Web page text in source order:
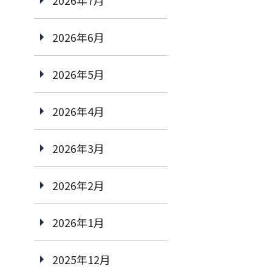
2026年6月
2026年5月
2026年4月
2026年3月
2026年2月
2026年1月
2025年12月